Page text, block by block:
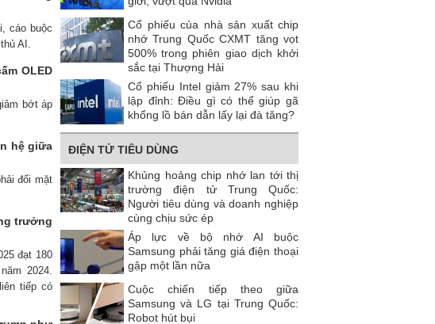
cáo buộc
AI.
OLED
bớt áp
hệ giữa
đối mặt
trưởng
đạt 180
2024.
tiếp có
Cổ phiếu của nhà sản xuất chip
nhớ Trung Quốc CXMT tăng vọt
500% trong phiên giao dịch khởi
sắc tại Thượng Hải
Cổ phiếu Intel giảm 27% sau khi
lập đỉnh: Điều gì có thể giúp gã
khổng lồ bán dẫn lấy lại đà tăng?
ĐIỆN TỬ TIÊU DÙNG
Khủng hoảng chip nhớ lan tới thị
trường điện tử Trung Quốc:
Người tiêu dùng và doanh nghiệp
cùng chịu sức ép
Áp lực về bộ nhớ AI buộc
Samsung phải tăng giá điện thoại
gập một lần nữa
Cuộc chiến tiếp theo giữa
Samsung và LG tại Trung Quốc:
Robot hút bụi